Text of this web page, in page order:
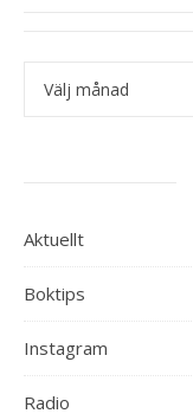
Aktuellt
Boktips
Instagram
Radio